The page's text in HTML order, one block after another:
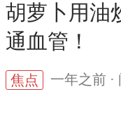
胡萝卜用油
通血管！
焦点 一年之前 ·